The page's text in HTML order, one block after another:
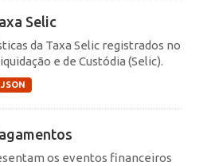
Selic
da Taxa Selic registrados no
e de Custódia (Selic).
JSON
os eventos financeiros